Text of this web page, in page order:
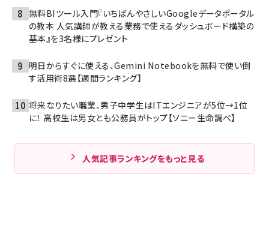
無料BIツール入門『いちばんやさしいGoogleデータポータル
の教本 人気講師が教える業務で使えるダッシュボード構築の
基本』を3名様にプレゼント
明日からすぐに使える、Gemini Notebookを無料で使い倒
す活用術8選【週間ランキング】
将来なりたい職業、男子中学生はITエンジニアが5位→1位
に！ 高校生は男女とも公務員がトップ【ソニー生命調べ】
人気記事ランキングをもっと見る